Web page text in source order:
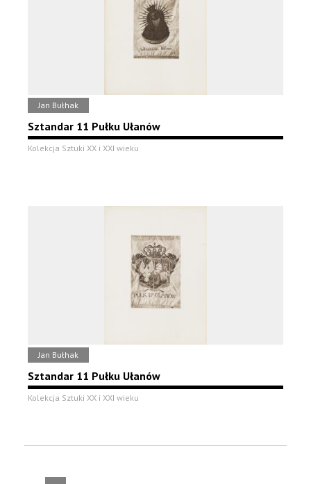
Jan Bułhak
Sztandar 11 Pułku Ułanów
Kolekcja Sztuki XX i XXI wieku
Jan Bułhak
Sztandar 11 Pułku Ułanów
Kolekcja Sztuki XX i XXI wieku